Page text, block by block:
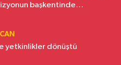
başkentinde
yetkinlikler dönüştü